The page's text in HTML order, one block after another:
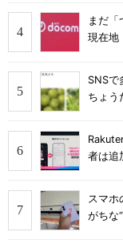
まだ「
現在地
SNS
ちょう
者は追
スマ
がちな